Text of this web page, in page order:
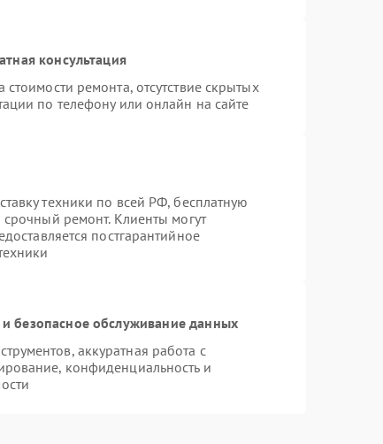
консультация
ремонта, отсутствие скрытых
по телефону или онлайн на сайте
техники по всей РФ, бесплатную
ремонт. Клиенты могут
постгарантийное
безопасное обслуживание данных
аккуратная работа с
конфиденциальность и